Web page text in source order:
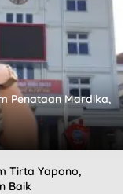
Penataan Mardika,
Tirta Yapono,
Baik